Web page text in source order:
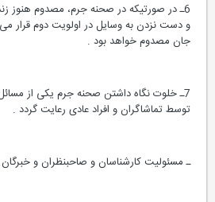
6ـ در صورتیکه در صحنه جرم، مصدوم هنوز
و دست نزدن به وسایل در اولویت دوم قرار می
جان مصدوم خواهد بود .
7ـ خلوت نگاه داشتن صحنه جرم یکی از
توسط تماشاگران و افراد عادی رعایت گردد .
ـ مسئولیت کارشناسان و صاحبنظران و خبرگان :